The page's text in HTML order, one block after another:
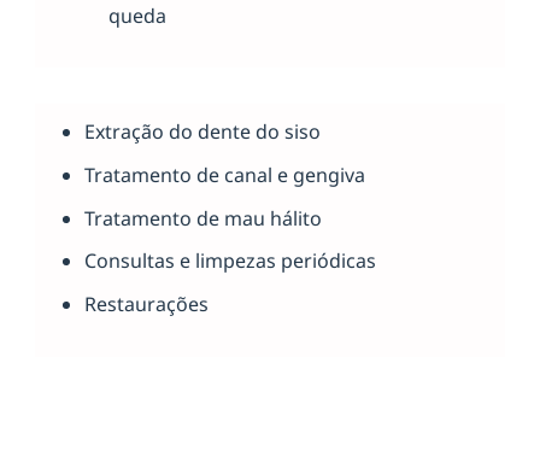
queda
Extração do dente do siso
Tratamento de canal e gengiva
Tratamento de mau hálito
Consultas e limpezas periódicas
Restaurações